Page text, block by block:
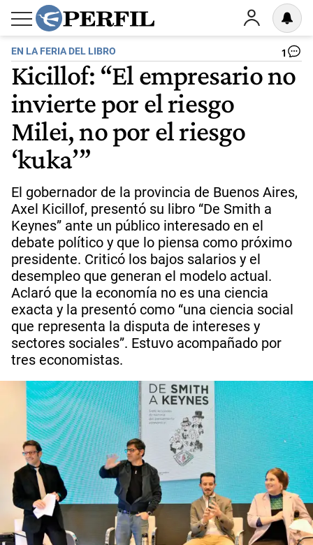
EN LA FERIA DEL LIBRO 1
Kicillof: “El empresario no
invierte por el riesgo
Milei, no por el riesgo
‘kuka’”
El gobernador de la provincia de Buenos Aires,
Axel Kicillof, presentó su libro “De Smith a
Keynes” ante un público interesado en el
debate político y que lo piensa como próximo
presidente. Criticó los bajos salarios y el
desempleo que generan el modelo actual.
Aclaró que la economía no es una ciencia
exacta y la presentó como “una ciencia social
que representa la disputa de intereses y
sectores sociales”. Estuvo acompañado por
tres economistas.